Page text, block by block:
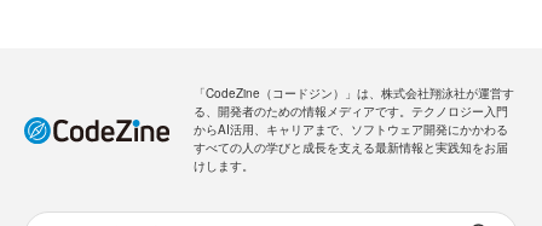
「CodeZine（コードジン）」は、株式会社翔泳社が運営す
る、開発者のための情報メディアです。テクノロジー入門
からAI活用、キャリアまで、ソフトウェア開発にかかわる
すべての人の学びと成長を支える最新情報と実践知をお届
けします。